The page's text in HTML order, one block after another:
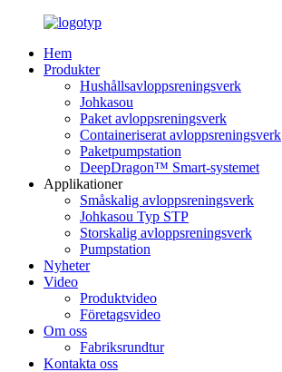
Hem
Produkter
Hushållsavloppsreningsverk
Johkasou
Paket avloppsreningsverk
Containeriserat avloppsreningsverk
Paketpumpstation
DeepDragon™ Smart-systemet
Applikationer
Småskalig avloppsreningsverk
Johkasou Typ STP
Storskalig avloppsreningsverk
Pumpstation
Nyheter
Video
Produktvideo
Företagsvideo
Om oss
Fabriksrundtur
Kontakta oss